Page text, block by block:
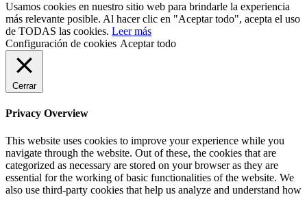
Usamos cookies en nuestro sitio web para brindarle la experiencia
más relevante posible. Al hacer clic en "Aceptar todo", acepta el uso
de TODAS las cookies. Leer más
Configuración de cookies Aceptar todo
Cerrar
Privacy Overview
This website uses cookies to improve your experience while you
navigate through the website. Out of these, the cookies that are
categorized as necessary are stored on your browser as they are
essential for the working of basic functionalities of the website. We
also use third-party cookies that help us analyze and understand how